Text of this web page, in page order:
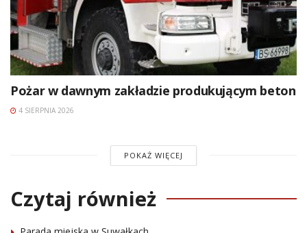
Pożar w dawnym zakładzie produkującym beton
4 SIERPNIA 2026
POKAŻ WIĘCEJ
Czytaj również